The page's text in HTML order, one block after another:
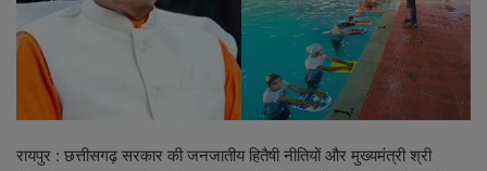
रायपुर : छत्तीसगढ़ सरकार की जनजातीय हितैषी नीतियों और मुख्यमंत्री श्री